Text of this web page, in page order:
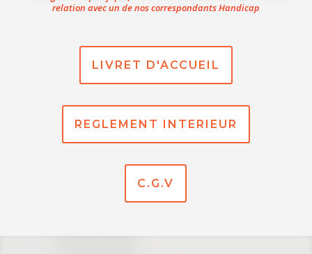
relation avec un de nos correspondants Handicap
LIVRET D'ACCUEIL
REGLEMENT INTERIEUR
C.G.V